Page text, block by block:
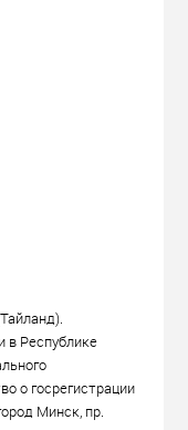
в Республике
о госрегистрации
Минск, пр.